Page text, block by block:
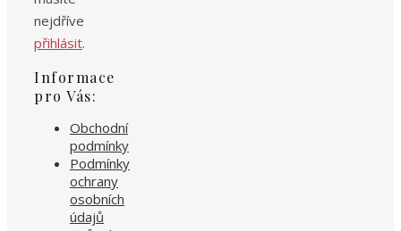
nejdříve
přihlásit.
Informace
pro Vás:
Obchodní
podmínky
Podmínky
ochrany
osobních
údajů